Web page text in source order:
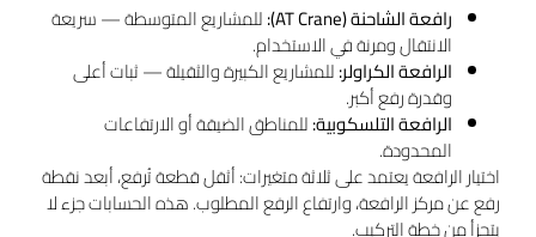
رافعة الشاحنة (AT Crane): للمشاريع المتوسطة — سريعة
الانتقال ومرنة في الاستخدام.
الرافعة الكراولر:للمشاريع الكبيرة والثقيلة — ثبات أعلى
وقدرة رفع أكبر.
الرافعة التلسكوبية:للمناطق الضيقة أو الارتفاعات
المحدودة.
اختيار الرافعة يعتمد على ثلاثة متغيرات: أثقل قطعة تُرفع، أبعد نقطة
رفع عن مركز الرافعة، وارتفاع الرفع المطلوب. هذه الحسابات جزء لا
يتجزأ من خطة التركيب.